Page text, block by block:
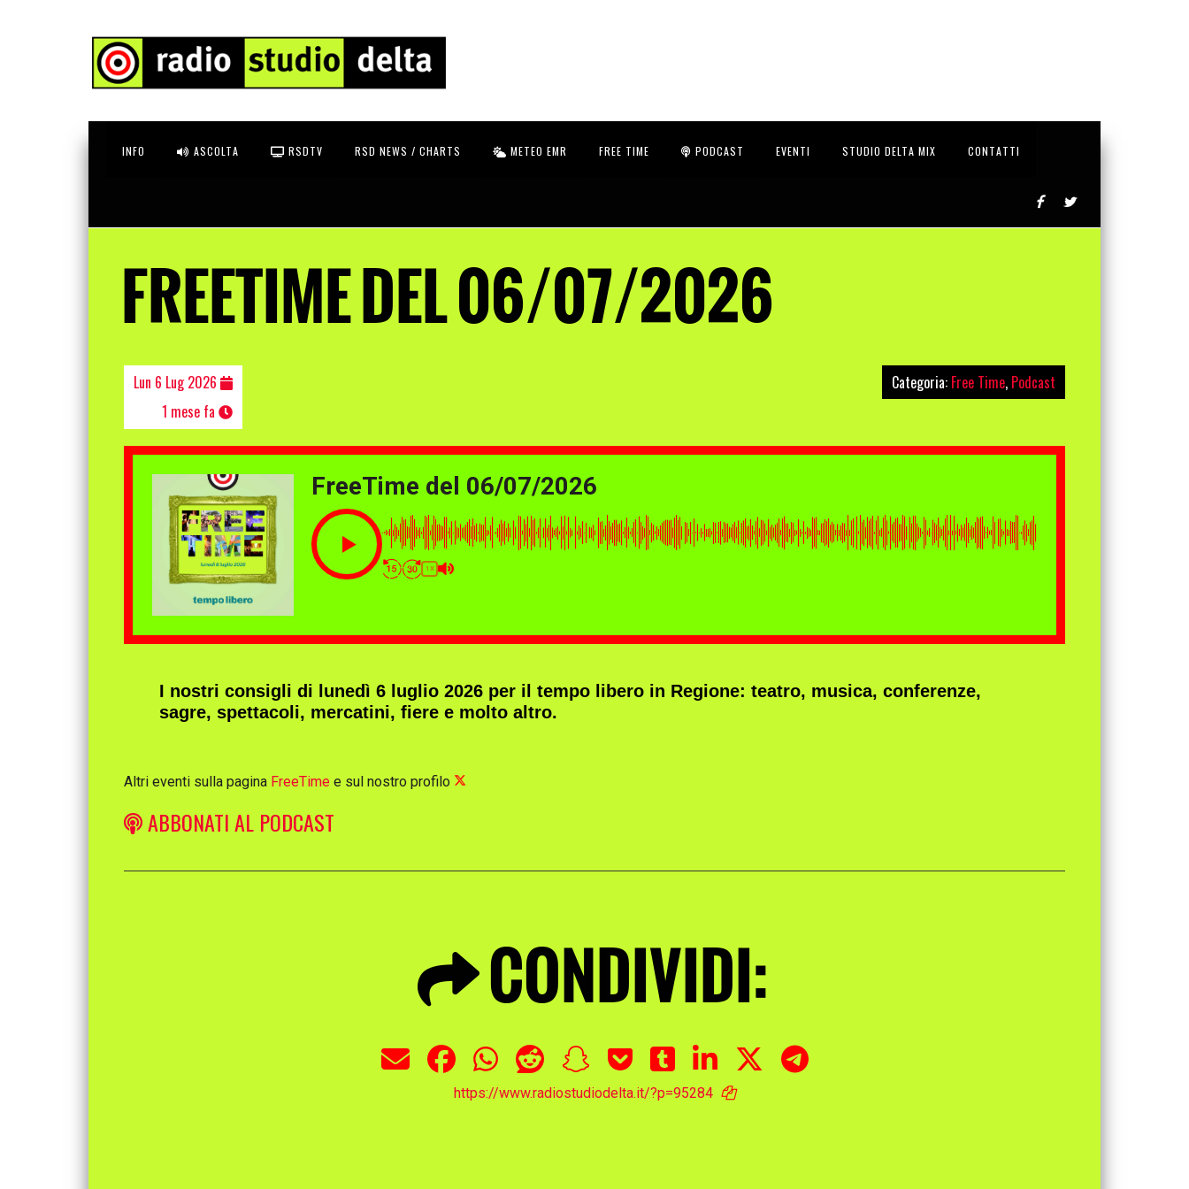
INFO ASCOLTA RSDTV RSD NEWS / CHARTS METEO EMR FREE TIME PODCAST EVENTI STUDIO DELTA MIX CONTATTI
FREETIME DEL 06/07/2026
Lun 6 Lug 2026
1 mese fa
Categoria: Free Time, Podcast
FreeTime del 06/07/2026
1X
I nostri consigli di lunedì 6 luglio 2026 per il tempo libero in Regione: teatro, musica, conferenze,
sagre, spettacoli, mercatini, fiere e molto altro.
Altri eventi sulla pagina FreeTime e sul nostro profilo
ABBONATI AL PODCAST
CONDIVIDI:
https://www.radiostudiodelta.it/?p=95284